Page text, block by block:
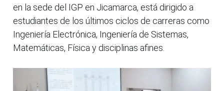
en la sede del IGP en Jicamarca, está dirigido a
estudiantes de los últimos ciclos de carreras como
Ingeniería Electrónica, Ingeniería de Sistemas,
Matemáticas, Física y disciplinas afines.